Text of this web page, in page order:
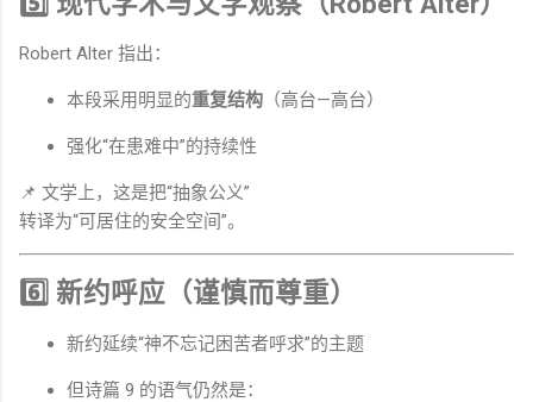
Robert Alter 指出：
本段采用明显的重复结构 （高台—高台）
强化“在患难中”的持续性
📌 文学上，这是把“抽象公义”
转译为“可居住的安全空间”。
6️⃣ 新约呼应（谨慎而尊重）
新约延续“神不忘记困苦者呼求”的主题
但诗篇 9 的语气仍然是：